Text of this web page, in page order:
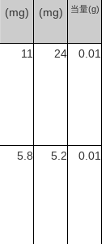
(mg)
(mg)
当量(g)
11 24 0.01
5.8 5.2 0.01